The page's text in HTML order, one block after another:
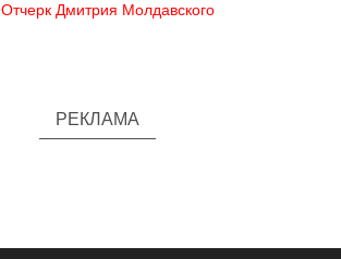
Отчерк Дмитрия Молдавского
РЕКЛАМА